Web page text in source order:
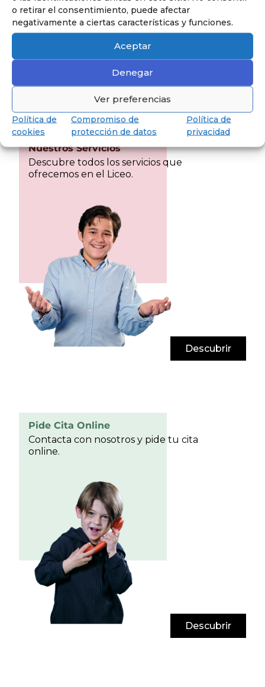
o retirar el consentimiento, puede afectar
negativamente a ciertas características y funciones.
Aceptar
Denegar
Ver preferencias
Política de
cookies
Compromiso de
protección de datos
Política de
privacidad
Nuestros Servicios
Descubre todos los servicios que
ofrecemos en el Liceo.
Descubrir
Pide Cita Online
Contacta con nosotros y pide tu cita
online.
Descubrir